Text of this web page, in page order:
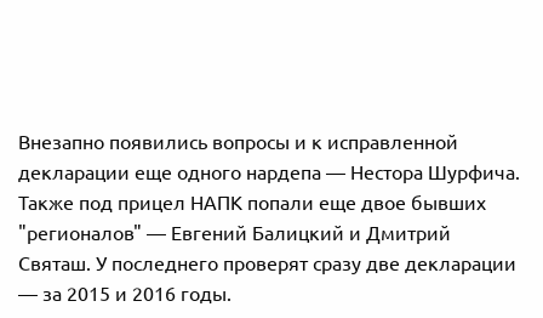
Внезапно появились вопросы и к исправленной
декларации еще одного нардепа — Нестора Шурфича.
Также под прицел НАПК попали еще двое бывших
"регионалов" — Евгений Балицкий и Дмитрий
Святаш. У последнего проверят сразу две декларации
— за 2015 и 2016 годы.